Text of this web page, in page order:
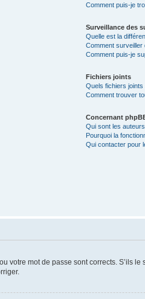
Comment puis-je
Surveillance des
Quelle est la
Comment
Comment puis-je
Fichiers joints
Quels fichiers
Comment trouver
Concernant
Qui sont les
Pourquoi la
Qui contacter pour
mot de passe sont corrects. S’ils